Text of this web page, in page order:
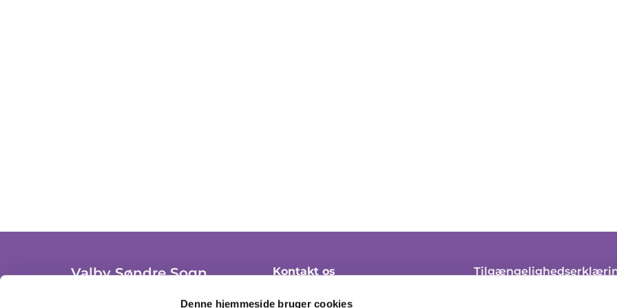
Denne hjemmeside bruger cookies
Valby Søndre Sogn
Trekronergade 3A, st. th.
Kontakt os